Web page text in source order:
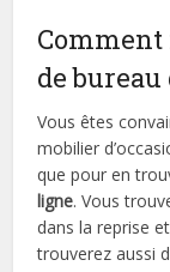
de bureau
Vous êtes
mobilier
que pour en
ligne. Vous
dans la reprise
trouverez aussi